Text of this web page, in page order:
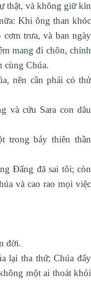
thật, và không giữ kín
Khi ông than khóc
cơm trưa, và ban ngày
mang đi chôn, chính
cùng Chúa.
nên cần phải có thử
và cứu Sara con dâu
trong bảy thiên thần
Ðấng đã sai tôi; còn
và cao rao mọi việc
đời.
lại tha thứ; Chúa đẩy
một ai thoát khỏi